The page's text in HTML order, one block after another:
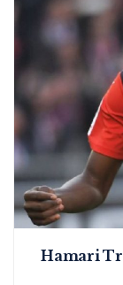
Hamari